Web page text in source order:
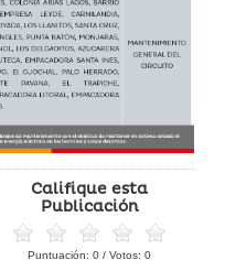
Califique esta
Publicación
Puntuación: 0 / Votos: 0